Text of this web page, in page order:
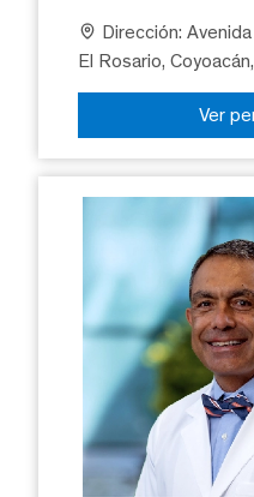
Dirección:
El Rosario,
Ver